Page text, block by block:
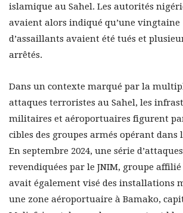
islamique au Sahel. Les autorités
avaient alors indiqué qu’une vingtaine
d’assaillants avaient été tués et
arrêtés.
Dans un contexte marqué par la
attaques terroristes au Sahel, les
militaires et aéroportuaires figurent
cibles des groupes armés opérant dans
En septembre 2024, une série d’attaques
revendiquées par le JNIM, groupe
avait également visé des installations
une zone aéroportuaire à Bamako,